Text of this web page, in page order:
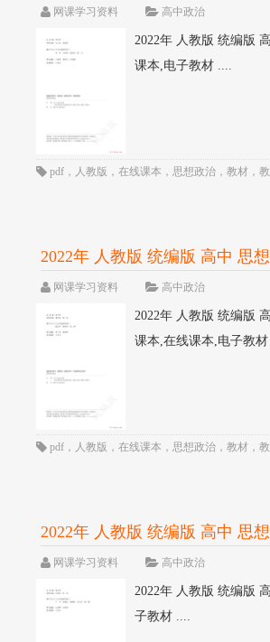
网课学习资料 高中政治
2022年 人教版 统编版
课本,电子教材 ....
pdf ， 人教版 ，在线课本 ，思想政治 ，教材 ，
2022年 人教版 统编版 高中 思
网课学习资料 高中政治
2022年 人教版 统编版
课本,在线课本,电子教
pdf ， 人教版 ，在线课本 ，思想政治 ，教材 ，
2022年 人教版 统编版 高中 思
网课学习资料 高中政治
2022年 人教版 统编版
子教材 ....